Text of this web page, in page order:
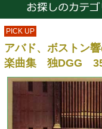
PICK UP
アバド、ボストン
楽曲集 独DGG